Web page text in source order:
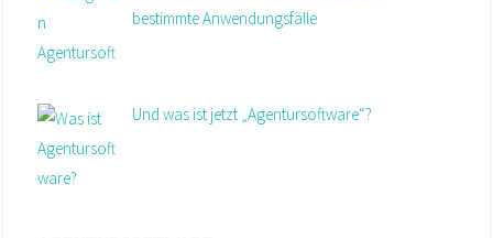
bestimmte Anwendungsfälle
Und was ist jetzt „Agentursoftware“?